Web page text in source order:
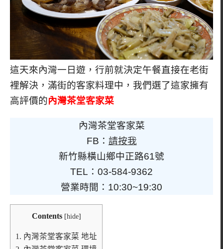
這天來內灣一日遊，行前就決定午餐直接在老街
裡解決，滿街的客家料理中，我們選了這家擁有
高評價的內灣茶堂客家菜
內灣茶堂客家菜
FB： 請按我
新竹縣橫山鄉中正路61號
TEL：03-584-9362
營業時間：10:30~19:30
Contents [hide]
1. 內灣茶堂客家菜 地址